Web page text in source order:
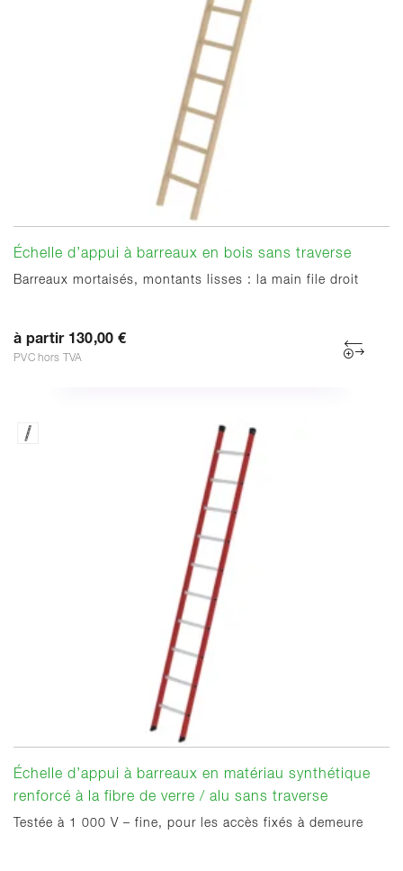
Échelle d’appui à barreaux en bois sans traverse
Barreaux mortaisés, montants lisses : la main file droit
à partir 130,00 €
PVC hors TVA
Échelle d’appui à barreaux en matériau synthétique
renforcé à la fibre de verre / alu sans traverse
Testée à 1 000 V – fine, pour les accès fixés à demeure